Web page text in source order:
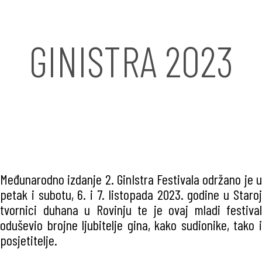
GINISTRA 2023
Međunarodno izdanje 2. GinIstra Festivala održano je u
petak i subotu, 6. i 7. listopada 2023. godine u Staroj
tvornici duhana u Rovinju te je ovaj mladi festival
oduševio brojne ljubitelje gina, kako sudionike, tako i
posjetitelje.